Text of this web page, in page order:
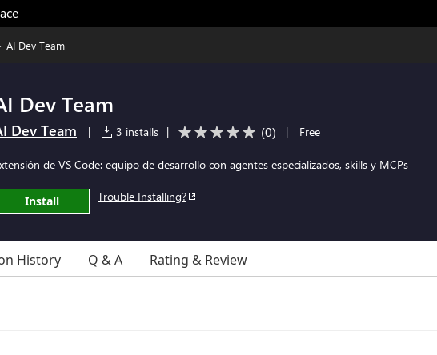
AI Dev Team
Dev Team
Dev Team | 3 installs | (0) | Free
de VS Code: equipo de desarrollo con agentes especializados, skills y MCPs
Install Trouble Installing?
History Q & A Rating & Review